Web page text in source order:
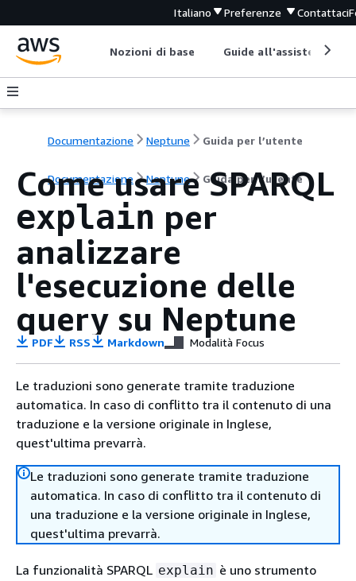
Italiano Preferenze Contattaci
Nozioni di base Guide all'assistenza
Documentazione Neptune Guida per l’utente
Documentazione Neptune Guida per l’utente
Come usare SPARQL
explain per
analizzare
l'esecuzione delle
query su Neptune
PDF RSS Markdown Modalità Focus
Le traduzioni sono generate tramite traduzione
automatica. In caso di conflitto tra il contenuto di una
traduzione e la versione originale in Inglese,
quest'ultima prevarrà.
Le traduzioni sono generate tramite traduzione
automatica. In caso di conflitto tra il contenuto di
una traduzione e la versione originale in Inglese,
quest'ultima prevarrà.
La funzionalità SPARQL explain è uno strumento